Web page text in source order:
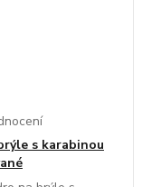
s karabinou